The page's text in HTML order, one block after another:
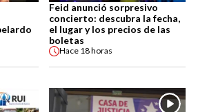
Feid anunció sorpresivo
concierto: descubra la fecha,
el lugar y los precios de las
boletas
Hace 18 horas